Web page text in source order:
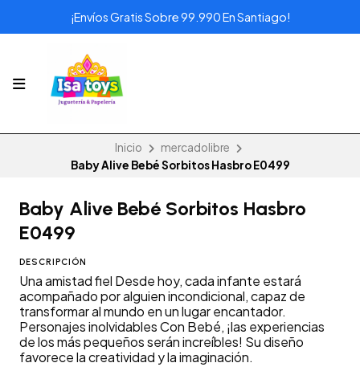
¡Envíos Gratis Sobre 99.990 En Santiago!
Inicio
mercadolibre
Baby Alive Bebé Sorbitos Hasbro E0499
Baby Alive Bebé Sorbitos Hasbro
E0499
DESCRIPCIÓN
Una amistad fiel Desde hoy, cada infante estará
acompañado por alguien incondicional, capaz de
transformar al mundo en un lugar encantador.
Personajes inolvidables Con Bebé, ¡las experiencias
de los más pequeños serán increíbles! Su diseño
favorece la creatividad y la imaginación.